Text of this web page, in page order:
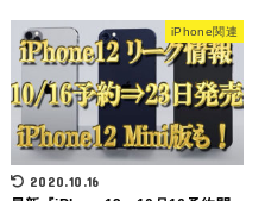
iPhone関連
2020.10.16